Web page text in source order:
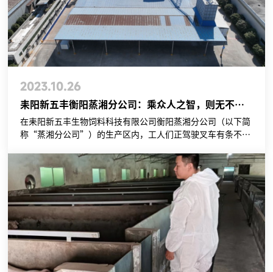
2023.10.26
耒阳新五丰衡阳蒸湘分公司：乘众人之智，则无不任也；用众人之力，则无不胜也
在耒阳新五丰生物饲料科技有限公司衡阳蒸湘分公司（以下简
称“蒸湘分公司”）的生产区内，工人们正驾驶叉车有条不紊
制粒机的轰鸣声宛如一首进行曲为大家鼓气呐喊，衬托出一片
热火朝天的生产景象。